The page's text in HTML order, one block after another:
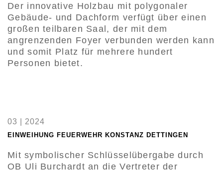
Der innovative Holzbau mit polygonaler
Gebäude- und Dachform verfügt über einen
großen teilbaren Saal, der mit dem
angrenzenden Foyer verbunden werden kann
und somit Platz für mehrere hundert
Personen bietet.
03 | 2024
EINWEIHUNG FEUERWEHR KONSTANZ DETTINGEN
Mit symbolischer Schlüsselübergabe durch
OB Uli Burchardt an die Vertreter der